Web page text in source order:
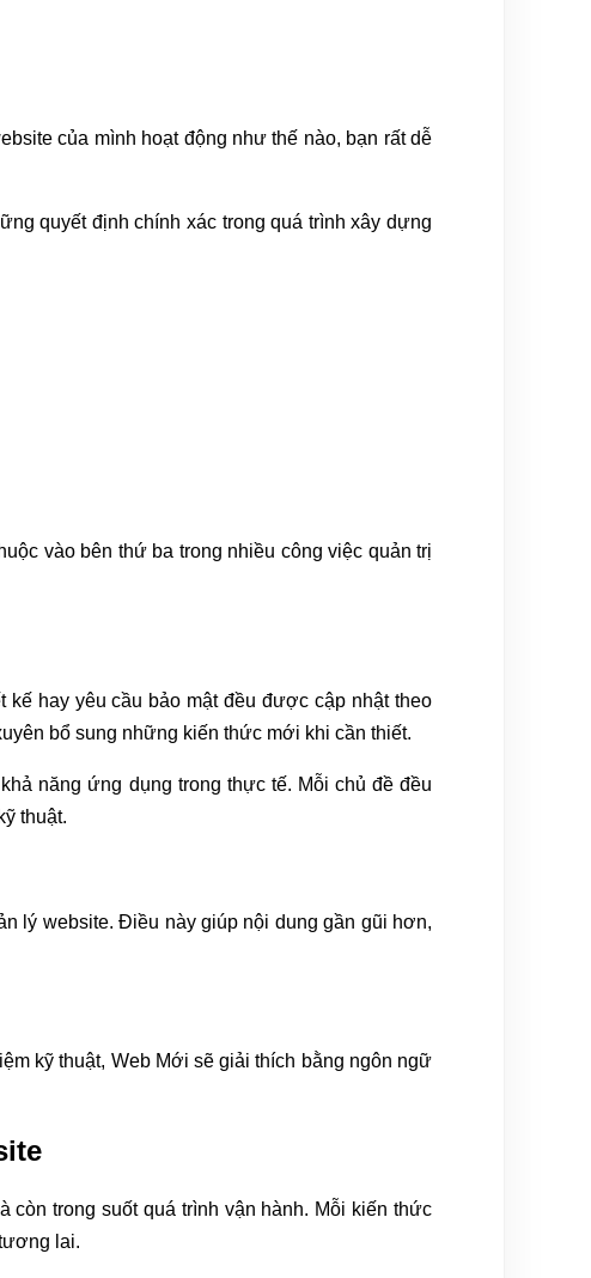
của mình hoạt động như thế nào, bạn rất dễ
quyết định chính xác trong quá trình xây dựng
vào bên thứ ba trong nhiều công việc quản trị
hay yêu cầu bảo mật đều được cập nhật theo
bổ sung những kiến thức mới khi cần thiết.
năng ứng dụng trong thực tế. Mỗi chủ đề đều
thuật.
lý website. Điều này giúp nội dung gần gũi hơn,
kỹ thuật, Web Mới sẽ giải thích bằng ngôn ngữ
còn trong suốt quá trình vận hành. Mỗi kiến thức
lai.